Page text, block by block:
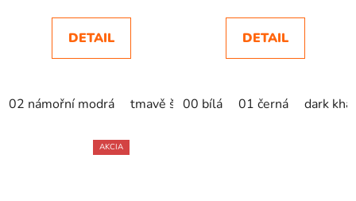
DETAIL
02 námořní modrá tmavě šedá cihlová
DETAIL
00 bílá 01 černá dark
AKCIA